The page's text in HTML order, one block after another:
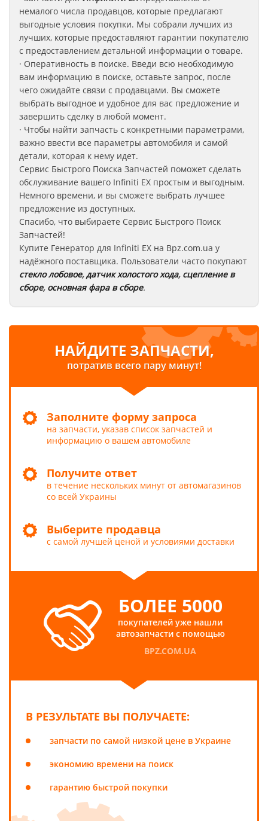
немалого числа продавцов, которые предлагают
выгодные условия покупки. Мы собрали лучших из
лучших, которые предоставляют гарантии покупателю
с предоставлением детальной информации о товаре.
· Оперативность в поиске. Введи всю необходимую
вам информацию в поиске, оставьте запрос, после
чего ожидайте связи с продавцами. Вы сможете
выбрать выгодное и удобное для вас предложение и
завершить сделку в любой момент.
· Чтобы найти запчасть с конкретными параметрами,
важно ввести все параметры автомобиля и самой
детали, которая к нему идет.
Сервис Быстрого Поиска Запчастей поможет сделать
обслуживание вашего Infiniti EX простым и выгодным.
Немного времени, и вы сможете выбрать лучшее
предложение из доступных.
Спасибо, что выбираете Сервис Быстрого Поиск
Запчастей!
Купите Генератор для Infiniti EX на Bpz.com.ua у
надёжного поставщика. Пользователи часто покупают
стекло лобовое,датчик холостого хода, сцепление в
сборе, основная фара в сборе.
НАЙДИТЕ ЗАПЧАСТИ,
потратив всего пару минут!
Заполните форму запроса
на запчасти, указав список запчастей и
информацию о вашем автомобиле
Получите ответ
в течение нескольких минут от автомагазинов
со всей Украины
Выберите продавца
с самой лучшей ценой и условиями доставки
БОЛЕЕ 5000
покупателей уже нашли
автозапчасти с помощью
BPZ.COM.UA
В РЕЗУЛЬТАТЕ ВЫ ПОЛУЧАЕТЕ:
запчасти по самой низкой цене в Украине
экономию времени на поиск
гарантию быстрой покупки